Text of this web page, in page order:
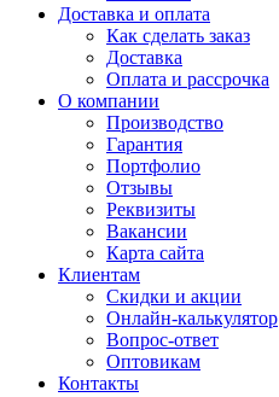
Доставка и оплата
Как сделать заказ
Доставка
Оплата и рассрочка
О компании
Производство
Гарантия
Портфолио
Отзывы
Реквизиты
Вакансии
Карта сайта
Клиентам
Скидки и акции
Онлайн-калькулятор
Вопрос-ответ
Оптовикам
Контакты